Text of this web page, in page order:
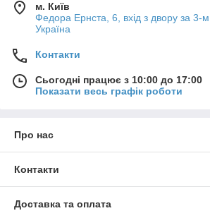
м. Київ
Федора Ернста, 6, вхід з двору за 3-м
Україна
Контакти
Сьогодні працює з 10:00 до 17:00
Показати весь графік роботи
Про нас
Контакти
Доставка та оплата